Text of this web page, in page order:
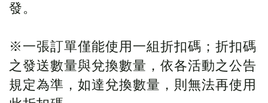
發。
※一張訂單僅能使用一組折扣碼；折扣碼
之發送數量與兌換數量，依各活動之公告
規定為準，如達兌換數量，則無法再使用